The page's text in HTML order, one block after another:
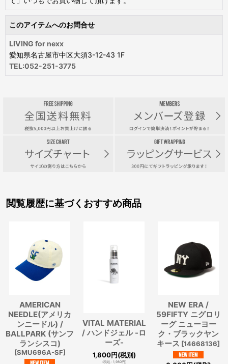
このアイテムへのお問合せ
LIVING for nexx
愛知県名古屋市中区大須3-12-43 1F
TEL:052-251-3775
閲覧履歴に基づくおすすめ商品
AMERICAN
NEEDLE(アメリカ
ンニードル) /
BALLPARK (サンフ
ランシスコ)
[SMU696A-SF]
VITAL MATERIAL
/ ハンドジェル -ロ
ーズ-
1,800円(税別)
(税込: 1,980円)
NEW ERA /
59FIFTY ニグロリ
ーグ ニューヨー
ク・ブラックヤン
キース [14668136]